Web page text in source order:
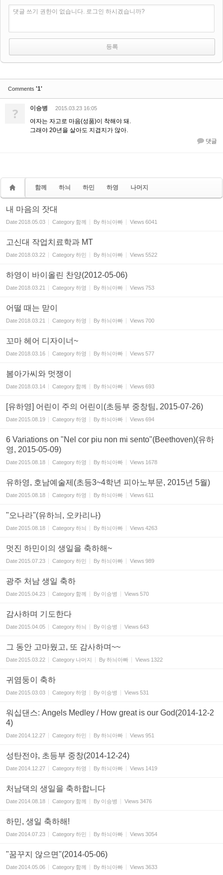
댓글 쓰기 권한이 없습니다. 로그인 하시겠습니까?
Comments '1'
? 이승병 2015.03.23 16:05
여자는 자고로 마음(성품)이 착해야 돼.
그래야 20년을 살아도 지겹지가 않아.
댓글
함께 하늬 하민 하영 나머지
내 마음의 잣대
Date2018.05.03 Category 함께 By하늬아빠 Views 6041
고신대 작업치료학과 MT
Date2018.03.22 Category하민 By하늬아빠 Views 5522
하영이 바이올린 찬양(2012-05-06)
Date2018.03.21 Category하영 By하늬아빠 Views 753
어떨 때는 맏이
Date2018.03.21 Category하영 By하늬아빠 Views 700
꼬마 헤어 디자이너~
Date2018.03.16 Category하영 By하늬아빠 Views 577
봄아가씨와 멋쟁이
Date2018.03.14 Category 함께 By하늬아빠 Views 693
[유하영] 어린이 주의 어린이(초등부 중창팀, 2015-07-26)
Date2015.08.19 Category하영 By하늬아빠 Views 694
6 Variations on "Nel cor piu non mi sento"(Beethoven)(유하
영, 2015-05-09)
Date2015.08.18 Category하영 By하늬아빠 Views 1678
유하영, 호남예술제(초등3~4학년 피아노부문, 2015년 5월)
Date2015.08.18 Category하영 By하늬아빠 Views 611
"오나라"(유하늬, 오카리나)
Date2015.08.18 Category하늬 By하늬아빠 Views 4263
멋진 하민이의 생일을 축하해~
Date2015.07.23 Category하민 By하늬아빠 Views 989
광주 처남 생일 축하
Date2015.04.23 Category 함께 By 이승병 Views 570
감사하며 기도한다
Date2015.04.05 Category하늬 By 이승병 Views 643
그 동안 고마웠고, 또 감사하며~~
Date2015.03.22 Category 나머지 By하늬아빠 Views 1322
귀염둥이 축하
Date2015.03.03 Category하영 By 이승병 Views 531
워십댄스: Angels Medley / How great is our God(2014-12-2
4)
Date2014.12.27 Category하민 By하늬아빠 Views 951
성탄전야, 초등부 중창(2014-12-24)
Date2014.12.27 Category하영 By하늬아빠 Views 1419
처남댁의 생일을 축하합니다
Date2014.08.18 Category 함께 By 이승병 Views 3476
하민, 생일 축하해!
Date2014.07.23 Category하민 By하늬아빠 Views 3054
"꿈꾸지 않으면"(2014-05-06)
Date2014.05.06 Category 함께 By하늬아빠 Views 3633